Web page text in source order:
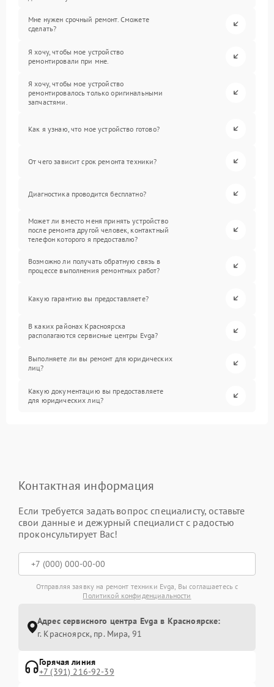
Мне нужен срочный ремонт. Сможете
сделать?
Я хочу, чтобы мое устройство
ремонтировали при мне.
Я хочу, чтобы мое устройство
ремонтировалось только оригинальными
запчастями.
Как я узнаю, что мое устройство готово?
От чего зависит срок ремонта техники?
Диагностика проводится бесплатно?
Может ли вместо меня принять устройство
после ремонта другой человек, контактный
телефон которого я предоставлю?
Возможно ли получать обратную связь в
процессе выполнения ремонтных работ?
Какую гарантию вы предоставляете?
В каких районах Красноярска
располагаются сервисные центры Evga?
Выполняете ли вы ремонт для юридических
лиц?
Какую документацию вы предоставляете
для юридических лиц?
Контактная информация
Если требуется задать вопрос специалисту, оставьте
свои данные и дежурный специалист с радостью
проконсультирует Вас!
Отправляя заявку на ремонт техники Evga, Вы соглашаетесь с
Политикой конфиденциальности
Адрес сервисного центра Evga в Красноярске:
г. Красноярск, ​пр. Мира, 91
Горячая линия
+7 (391) 216-92-39